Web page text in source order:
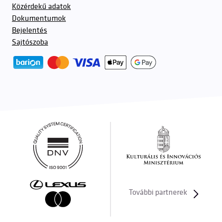
Közérdekű adatok
Dokumentumok
Bejelentés
Sajtószoba
További partnerek